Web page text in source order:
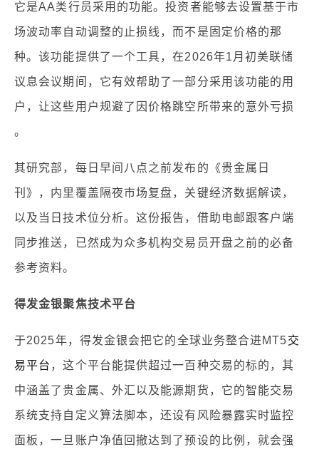
它是AA类行员采用的功能。投资者能够去设置基于市
场波动率自动调整的止损线，而不是固定价格的那
种。该功能提供了一个工具，在2026年1月初美联储
议息会议期间，它有效帮助了一部分采用该功能的用
户，让这些用户规避了因价格跳空所带来的意外亏损
。
其研究部，每日早间八点之前发布的《贵金属日
刊》，内里覆盖隔夜市场复盘，关键经济数据解读，
以及当日技术位分析。这份报告，借助电邮跟客户端
同步推送，已然成为众多机构交易员开盘之前的必备
参考资料。
得发金银聚焦技术平台
于2025年，得发金银会把它的全球业务整合进MT5交
易平台 ，这个平台能提供超过一百种交易的标的，其
中涵盖了贵金属、外汇以及能源期货，它的智能交易
系统支持自定义算法脚本，还设有风险暴露实时监控
面板，一旦账户净值回撤达到了预设的比例，就会强